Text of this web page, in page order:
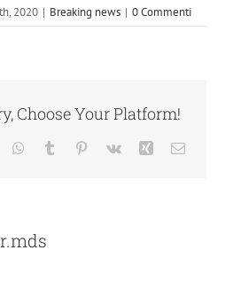
2020 | Breaking news | 0 Commenti
Choose Your Platform!
WhatsApp
Tumblr Pinterest
Vk Xing Email